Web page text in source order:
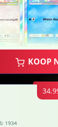
KOOP
1934